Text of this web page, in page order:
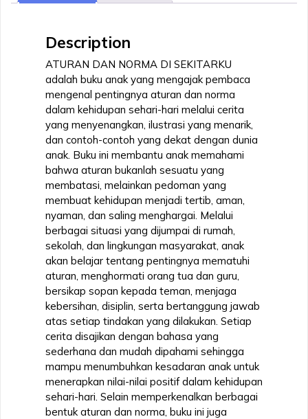
Description
ATURAN DAN NORMA DI SEKITARKU
adalah buku anak yang mengajak pembaca
mengenal pentingnya aturan dan norma
dalam kehidupan sehari-hari melalui cerita
yang menyenangkan, ilustrasi yang menarik,
dan contoh-contoh yang dekat dengan dunia
anak. Buku ini membantu anak memahami
bahwa aturan bukanlah sesuatu yang
membatasi, melainkan pedoman yang
membuat kehidupan menjadi tertib, aman,
nyaman, dan saling menghargai. Melalui
berbagai situasi yang dijumpai di rumah,
sekolah, dan lingkungan masyarakat, anak
akan belajar tentang pentingnya mematuhi
aturan, menghormati orang tua dan guru,
bersikap sopan kepada teman, menjaga
kebersihan, disiplin, serta bertanggung jawab
atas setiap tindakan yang dilakukan. Setiap
cerita disajikan dengan bahasa yang
sederhana dan mudah dipahami sehingga
mampu menumbuhkan kesadaran anak untuk
menerapkan nilai-nilai positif dalam kehidupan
sehari-hari. Selain memperkenalkan berbagai
bentuk aturan dan norma, buku ini juga